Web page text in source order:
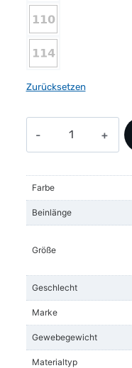
Zurücksetzen
Zunfthose
Dreidraht
Menge
Farbe
Beinlänge
Größe
Geschlecht
Marke
Gewebegewicht
Materialtyp